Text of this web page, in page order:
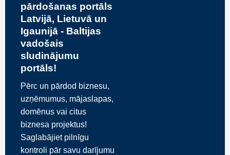
pārdošanas portāls
Latvijā, Lietuvā un
Igaunijā - Baltijas
vadošais
sludinājumu
portāls!
Pērc un pārdod biznesu,
uzņēmumus, mājaslapas,
domēnus vai citus
biznesa projektus!
Saglabājiet pilnīgu
kontroli pār savu darījumu